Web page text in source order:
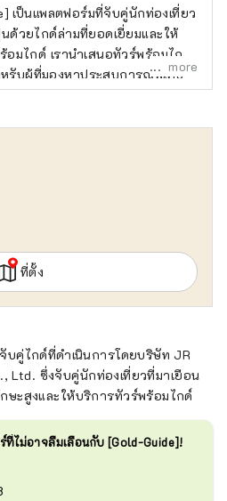
เป็นแพลตฟอร์มที่จับคู่นักท่องเที่ยว
ด้วยไกด์ล่ามที่ยอดเยี่ยมและให้
มไกด์ เรานำเสนอทัวร์พร้อมไกด์
รับผู้ที่มองหาประสบการณ์พิเศษ
น่ห์ของญี่ปุ่นมาสู่ทุกคนทั่วโลก
more
ที่ตั้ง
บคู่ไกด์ที่ดำเนินการโดยบริษัท JR
Ltd. ซึ่งจับคู่นักท่องเที่ยวที่มาเยือน
ะสูงและให้บริการทัวร์พร้อมไกด์
ที่ไม่อาจลืมเลือนกับ [Gold-Guide]!